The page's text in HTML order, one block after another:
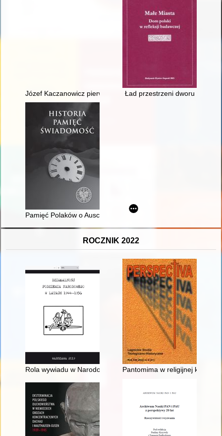
Józef Kaczanowicz pierwszy kapitan Franka (Franka
Ład przestrzeni dworu
Pamięć Polaków o Auschwitz, nacjonalistyczna i
ROCZNIK 2022
Rola wywiadu w Narodowym Zjednoczeniu Wojskowym
Pantomima w religijnej